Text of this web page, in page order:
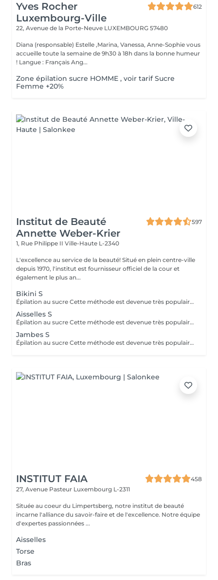
Yves Rocher
Luxembourg-Ville
612
22, Avenue de la Porte-Neuve LUXEMBOURG 57480
Diana (responsable) Estelle ,Marina, Vanessa, Anne-Sophie vous
accueille toute la semaine de 9h30 à 18h dans la bonne humeur
! Langue : Français Ang...
Zone épilation sucre HOMME , voir tarif Sucre
Femme +20%
Institut de Beauté
Annette Weber-Krier
597
1, Rue Philippe II Ville-Haute L-2340
L'excellence au service de la beauté! Situé en plein centre-ville
depuis 1970, l'institut est fournisseur officiel de la cour et
également le plus an...
Bikini S
Épilation au sucre Cette méthode est devenue très populaire dans notre institut. La pâte de sucre est 100% naturelle. Elle est basée sur des recettes millénaires du Moyen Orient et contient exclusivement de l'eau et du sucre, sans aucune substance chimique, aromatique ou colorante. La pâte est hypoallergénique et ne provoque pas d'irritation de la peau. Elle s'applique sur toutes les zones. La pâte est massée à l'intérieur du follicule, elle enveloppe les poils, les entoure et les lubrifie. L'extraction est faite dans le sens naturel de la croissance du poil. Dans le follicule il ne reste pas de poil cassé. Cette technique ne provoque pas de rougeur ni d'irritation de la peau. Avantage non-négligeable est le fait qu'il ne faut pas avoir une certaine longueur de poils comme avec la cire, le sucre enlève efficacement des poils très courts. Le sucre se retire sans bandes. Nous suggérons cette méthode aussi aux ados pour leurs premières épilations et aux personnes désirant une épilation intégrale, car nettement moins douloureuse que la cire.
Aisselles S
Épilation au sucre Cette méthode est devenue très populaire dans notre institut. La pâte de sucre est 100% naturelle. Elle est basée sur des recettes millénaires du Moyen Orient et contient exclusivement de l'eau et du sucre, sans aucune substance chimique, aromatique ou colorante. La pâte est hypoallergénique et ne provoque pas d'irritation de la peau. Elle s'applique sur toutes les zones. La pâte est poussée à l'intérieur du follicule, elle enveloppe les poils, les entoure et les lubrifie. L'extraction est fait dans le sens naturel de la croissance du poil. Dans le follicule il ne reste pas de poil cassé. Cette technique ne provoque pas de rougeur ni d'irritation de la peau. Avantage non-négligeable est le fait qu'il ne faut pas avoir une certaine longueur de poils comme avec la cire, le sucre enlève efficacement des poils très courts. Le sucre se retire sans bandes. Nous suggérons cette méthode aussi aux ados pour leurs premières épilations et aux personnes désirant une épilation intégrale, car nettement moins douloureuse que la cire.
Jambes S
Épilation au sucre Cette méthode est devenue très populaire dans notre institut. La pâte de sucre est 100% naturelle. Elle est basée sur des recettes millénaires du Moyen Orient et contient exclusivement de l'eau et du sucre, sans aucune substance chimique, aromatique ou colorante. La pâte est hypoallergénique et ne provoque pas d'irritation de la peau. Elle s'applique sur toutes les zones. La pâte est poussée à l'intérieur du follicule, elle enveloppe les poils, les entoure et les lubrifie. L'extraction est fait dans le sens naturel de la croissance du poil. Dans le follicule il ne reste pas de poil cassé. Cette technique ne provoque pas de rougeur ni d'irritation de la peau. Avantage non-négligeable est le fait qu'il ne faut pas avoir une certaine longueur de poils comme avec la cire, le sucre enlève efficacement des poils très courts. Le sucre se retire sans bandes. Nous suggérons cette méthode aussi aux ados pour leurs premières épilations et aux personnes désirant une épilation intégrale, car nettement moins douloureuse que la cire.
INSTITUT FAIA
458
27, Avenue Pasteur Luxembourg L-2311
Située au coeur du Limpertsberg, notre institut de beauté
incarne l'alliance du savoir-faire et de l'excellence. Notre équipe
d'expertes passionnées ...
Aisselles
Torse
Bras